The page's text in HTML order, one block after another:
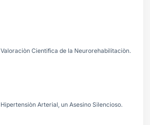
Valoraciòn Cientifica de la Neurorehabilitaciòn.
Hipertensiòn Arterial, un Asesino Silencioso.